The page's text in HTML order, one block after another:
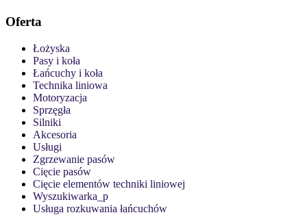
Oferta
Łożyska
Pasy i koła
Łańcuchy i koła
Technika liniowa
Motoryzacja
Sprzęgła
Silniki
Akcesoria
Usługi
Zgrzewanie pasów
Cięcie pasów
Cięcie elementów techniki liniowej
Wyszukiwarka_p
Usługa rozkuwania łańcuchów